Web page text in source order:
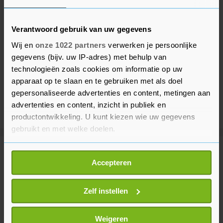
Verantwoord gebruik van uw gegevens
Wij en onze 1022 partners verwerken je persoonlijke
gegevens (bijv. uw IP-adres) met behulp van
technologieën zoals cookies om informatie op uw
apparaat op te slaan en te gebruiken met als doel
gepersonaliseerde advertenties en content, metingen aan
advertenties en content, inzicht in publiek en
productontwikkeling. U kunt kiezen wie uw gegevens
gebruikt en met welke doelen.
Als u het toestaat, willen we ook graag:
Informatie verzamelen over uw geografische
locatie, die tot een paar meter nauwkeurig kan zijn
Uw apparaat identificeren door het actief te
scannen op specifieke eigenschappen (fingerprinting)
Lees meer over hoe uw persoonlijke gegevens worden
Accepteren
Zelf instellen
Weigeren
Meer uit Financieel
Wall Street sluit hoger na